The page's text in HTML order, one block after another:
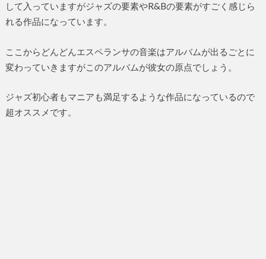
して入っていますがジャズの要素やR&Bの要素がすごく感じら
れる作品になっています。
ここからどんどんエスペランサの音楽はアルバムが出るごとに
変わっていきますがこのアルバムが彼女の原点でしょう。
ジャズ初心者もマニアも満足するような作品になっているので
超オススメです。